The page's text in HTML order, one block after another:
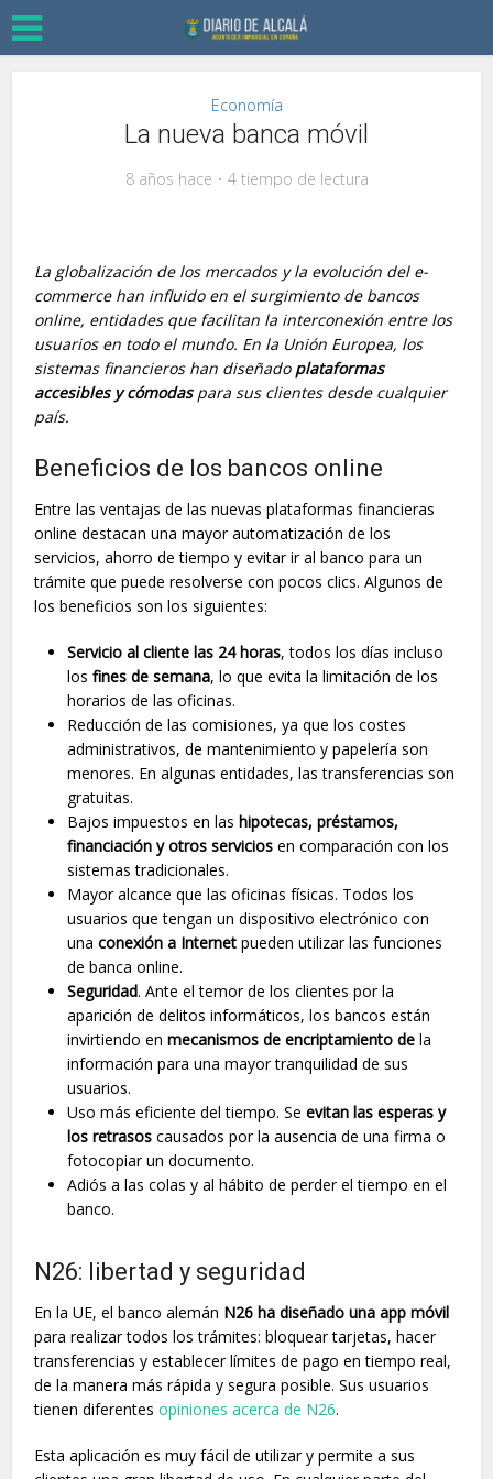
Economía
La nueva banca móvil
8 años hace 4 tiempo de lectura
La globalización de los mercados y la evolución del e-
commerce han influido en el surgimiento de bancos
online, entidades que facilitan la interconexión entre los
usuarios en todo el mundo. En la Unión Europea, los
sistemas financieros han diseñado plataformas
accesibles y cómodaspara sus clientes desde cualquier
país.
Beneficios de los bancos online
Entre las ventajas de las nuevas plataformas financieras
online destacan una mayor automatización de los
servicios, ahorro de tiempo y evitar ir al banco para un
trámite que puede resolverse con pocos clics. Algunos de
los beneficios son los siguientes:
Servicio al cliente las 24 horas, todos los días incluso
los fines de semana, lo que evita la limitación de los
horarios de las oficinas.
Reducción de las comisiones, ya que los costes
administrativos, de mantenimiento y papelería son
menores. En algunas entidades, las transferencias son
gratuitas.
Bajos impuestos en las hipotecas, préstamos,
financiación y otros servicios en comparación con los
sistemas tradicionales.
Mayor alcance que las oficinas físicas. Todos los
usuarios que tengan un dispositivo electrónico con
una conexión a Internet pueden utilizar las funciones
de banca online.
Seguridad. Ante el temor de los clientes por la
aparición de delitos informáticos, los bancos están
invirtiendo enmecanismos de encriptamiento de la
información para una mayor tranquilidad de sus
usuarios.
Uso más eficiente del tiempo. Seevitan las esperas y
los retrasos causados por la ausencia de una firma o
fotocopiar un documento.
Adiós a las colas y al hábito de perder el tiempo en el
banco.
N26: libertad y seguridad
En la UE, el banco alemán N26 ha diseñado una app móvil
para realizar todos los trámites: bloquear tarjetas, hacer
transferencias y establecer límites de pago en tiempo real,
de la manera más rápida y segura posible. Sus usuarios
tienen diferentesopiniones acerca de N26.
Esta aplicación es muy fácil de utilizar y permite a sus